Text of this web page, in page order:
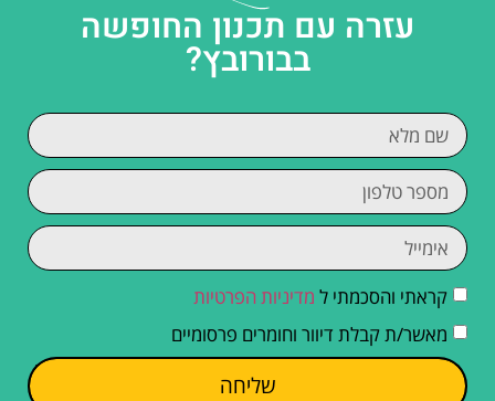
עזרה עם תכנון החופשה
בבורובץ?
קראתי והסכמתי ל מדיניות הפרטיות
מאשר/ת קבלת דיוור וחומרים פרסומיים
שליחה